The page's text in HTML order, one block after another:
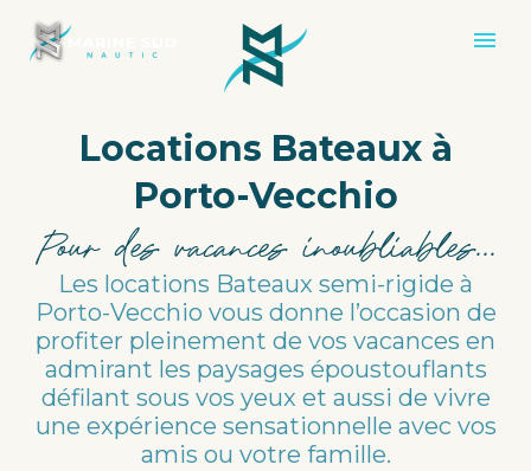
Locations Bateaux à
Porto-Vecchio
Pour des vacances inoubliables...
Les locations Bateaux semi-rigide à
Porto-Vecchio vous donne l’occasion de
profiter pleinement de vos vacances en
admirant les paysages époustouflants
défilant sous vos yeux et aussi de vivre
une expérience sensationnelle avec vos
amis ou votre famille.